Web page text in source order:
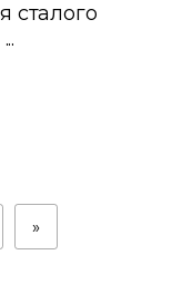
сталого
»